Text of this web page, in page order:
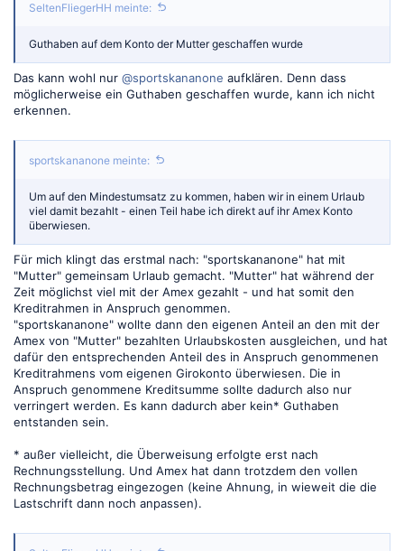
SeltenFliegerHH meinte:
Guthaben auf dem Konto der Mutter geschaffen wurde
Das kann wohl nur @sportskananone aufklären. Denn dass
möglicherweise ein Guthaben geschaffen wurde, kann ich nicht
erkennen.
sportskananone meinte:
Um auf den Mindestumsatz zu kommen, haben wir in einem Urlaub
viel damit bezahlt - einen Teil habe ich direkt auf ihr Amex Konto
überwiesen.
Für mich klingt das erstmal nach: "sportskananone" hat mit
"Mutter" gemeinsam Urlaub gemacht. "Mutter" hat während der
Zeit möglichst viel mit der Amex gezahlt - und hat somit den
Kreditrahmen in Anspruch genommen.
"sportskananone" wollte dann den eigenen Anteil an den mit der
Amex von "Mutter" bezahlten Urlaubskosten ausgleichen, und hat
dafür den entsprechenden Anteil des in Anspruch genommenen
Kreditrahmens vom eigenen Girokonto überwiesen. Die in
Anspruch genommene Kreditsumme sollte dadurch also nur
verringert werden. Es kann dadurch aber kein* Guthaben
entstanden sein.
* außer vielleicht, die Überweisung erfolgte erst nach
Rechnungsstellung. Und Amex hat dann trotzdem den vollen
Rechnungsbetrag eingezogen (keine Ahnung, in wieweit die die
Lastschrift dann noch anpassen).